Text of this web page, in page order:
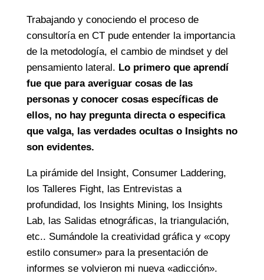
Trabajando y conociendo el proceso de
consultoría en CT pude entender la importancia
de la metodología, el cambio de mindset y del
pensamiento lateral. Lo primero que aprendí
fue que para averiguar cosas de las
personas y conocer cosas específicas de
ellos, no hay pregunta directa o especifica
que valga, las verdades ocultas o Insights no
son evidentes.
La pirámide del Insight, Consumer Laddering,
los Talleres Fight, las Entrevistas a
profundidad, los Insights Mining, los Insights
Lab, las Salidas etnográficas, la triangulación,
etc.. Sumándole la creatividad gráfica y «copy
estilo consumer» para la presentación de
informes se volvieron mi nueva «adicción».